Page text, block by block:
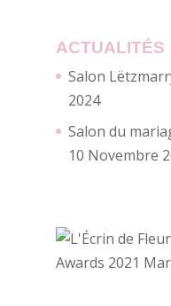
ACTUALITÉS
Salon
2024
Salon du
10 Novembre